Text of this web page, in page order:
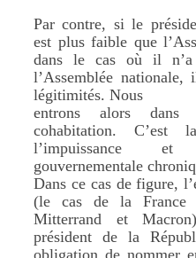
Par contre, si le
est plus faible que
dans le cas où il
l’Assemblée
légitimités. Nous
entrons alors
cohabitation.
l’impuissance
gouvernementale
Dans ce cas de figure,
(le cas de la France
Mitterrand et
président de la